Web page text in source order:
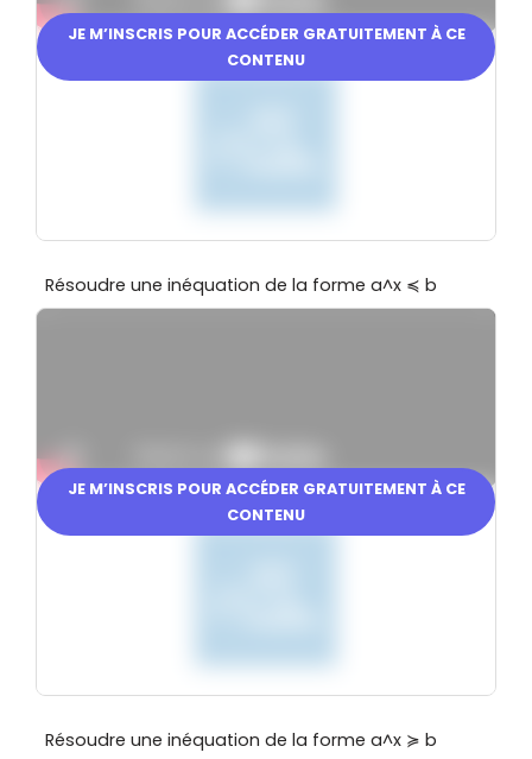
JE M’INSCRIS POUR ACCÉDER GRATUITEMENT À CE
CONTENU
En partenariat avec
Résoudre une inéquation de la forme a^x ≼ b
JE M’INSCRIS POUR ACCÉDER GRATUITEMENT À CE
CONTENU
En partenariat avec
Résoudre une inéquation de la forme a^x ≽ b